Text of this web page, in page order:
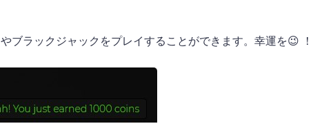
ブラックジャックをプレイすることができます。幸運を😉 ！